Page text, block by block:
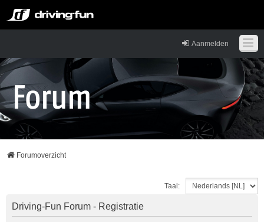
Aanmelden
Forumoverzicht
Taal:
Driving-Fun Forum - Registratie